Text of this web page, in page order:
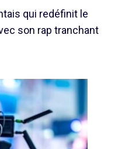
qui redéfinit le
son rap tranchant